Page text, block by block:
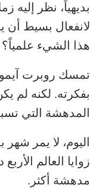
بديهياً، نظر
لانفعال بسيط
هذا الشيء علمياً؟
تمسك روبرت
بفكرته. لكنه لم
المدهشة التي تسبب
اليوم، لا يمر
زوايا العالم
مدهشة أكثر.